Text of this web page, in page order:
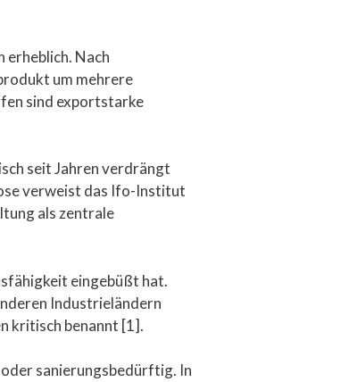
erheblich. Nach
um mehrere
sind exportstarke
seit Jahren verdrängt
verweist das Ifo-Institut
als zentrale
eingebüßt hat.
Industrieländern
kritisch benannt [1].
sanierungsbedürftig. In